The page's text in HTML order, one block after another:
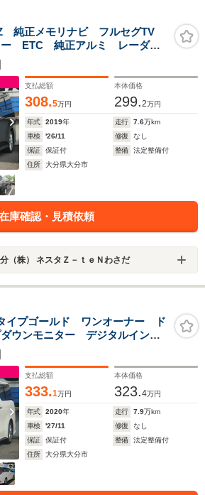
純正メモリナビ フルセグTV
ー ETC 純正アルミ レーダ
支払総額
308.5万円
本体価格
299.2万円
年式 2019年 走行 7.6万km
車検
'26/11 修復
なし
保証
保証付 整備
法定整備付
住所
大分県大分市
庫確認・見積依頼
（株） ネスタＺ－ｔｅＮわさだ
イプゴールド ワンオーナー ド
ウンモニター デジタルインナ
ETC2.0 純正アルミ
支払総額
333.1万円
本体価格
323.4万円
年式 2020年 走行 7.9万km
車検
'27/11 修復
なし
保証
保証付 整備
法定整備付
住所
大分県大分市